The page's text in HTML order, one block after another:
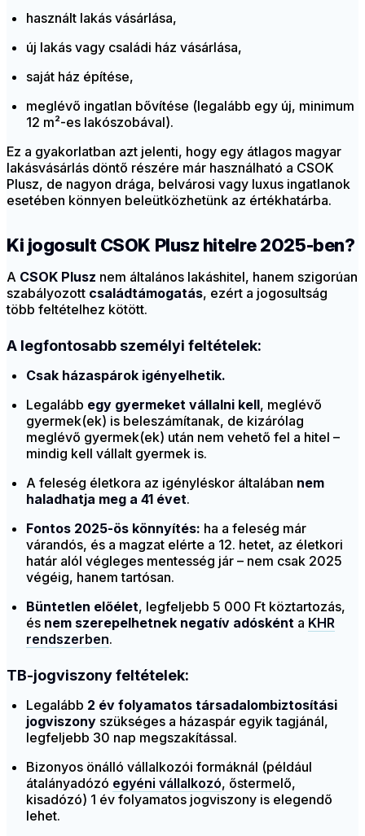
használt lakás vásárlása,
új lakás vagy családi ház vásárlása,
saját ház építése,
meglévő ingatlan bővítése (legalább egy új, minimum
12 m²-es lakószobával).
Ez a gyakorlatban azt jelenti, hogy egy átlagos magyar
lakásvásárlás döntő részére már használható a CSOK
Plusz, de nagyon drága, belvárosi vagy luxus ingatlanok
esetében könnyen beleütközhetünk az értékhatárba.
Ki jogosult CSOK Plusz hitelre 2025-ben?
A CSOK Plusz nem általános lakáshitel, hanem szigorúan
szabályozott családtámogatás, ezért a jogosultság
több feltételhez kötött.
A legfontosabb személyi feltételek:
Csak házaspárok igényelhetik.
Legalább egy gyermeket vállalni kell, meglévő
gyermek(ek) is beleszámítanak, de kizárólag
meglévő gyermek(ek) után nem vehető fel a hitel –
mindig kell vállalt gyermek is.
A feleség életkora az igényléskor általában nem
haladhatja meg a 41 évet.
Fontos 2025-ös könnyítés: ha a feleség már
várandós, és a magzat elérte a 12. hetet, az életkori
határ alól végleges mentesség jár – nem csak 2025
végéig, hanem tartósan.
Büntetlen előélet, legfeljebb 5 000 Ft köztartozás,
és nem szerepelhetnek negatív adósként a KHR
rendszerben.
TB-jogviszony feltételek:
Legalább 2 év folyamatos társadalombiztosítási
jogviszony szükséges a házaspár egyik tagjánál,
legfeljebb 30 nap megszakítással.
Bizonyos önálló vállalkozói formáknál (például
átalányadózó egyéni vállalkozó, őstermelő,
kisadózó) 1 év folyamatos jogviszony is elegendő
lehet.